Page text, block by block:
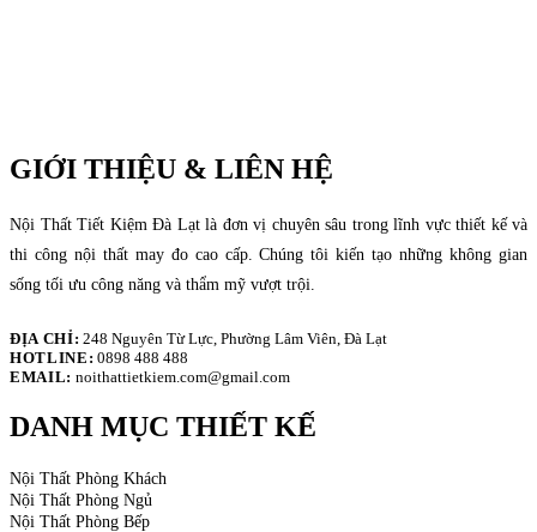
GIỚI THIỆU & LIÊN HỆ
Nội Thất Tiết Kiệm Đà Lạt là đơn vị chuyên sâu trong lĩnh vực thiết kế và
thi công nội thất may đo cao cấp. Chúng tôi kiến tạo những không gian
sống tối ưu công năng và thẩm mỹ vượt trội.
ĐỊA CHỈ: 248 Nguyên Từ Lực, Phường Lâm Viên, Đà Lạt
HOTLINE: 0898 488 488
EMAIL: noithattietkiem.com@gmail.com
DANH MỤC THIẾT KẾ
Nội Thất Phòng Khách
Nội Thất Phòng Ngủ
Nội Thất Phòng Bếp